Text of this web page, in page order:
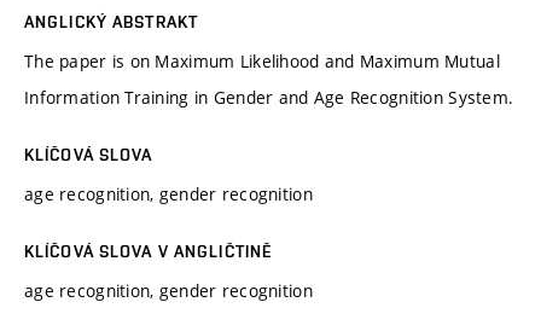
ANGLICKÝ ABSTRAKT
The paper is on Maximum Likelihood and Maximum Mutual
Information Training in Gender and Age Recognition System.
KLÍČOVÁ SLOVA
age recognition, gender recognition
KLÍČOVÁ SLOVA V ANGLIČTINĚ
age recognition, gender recognition